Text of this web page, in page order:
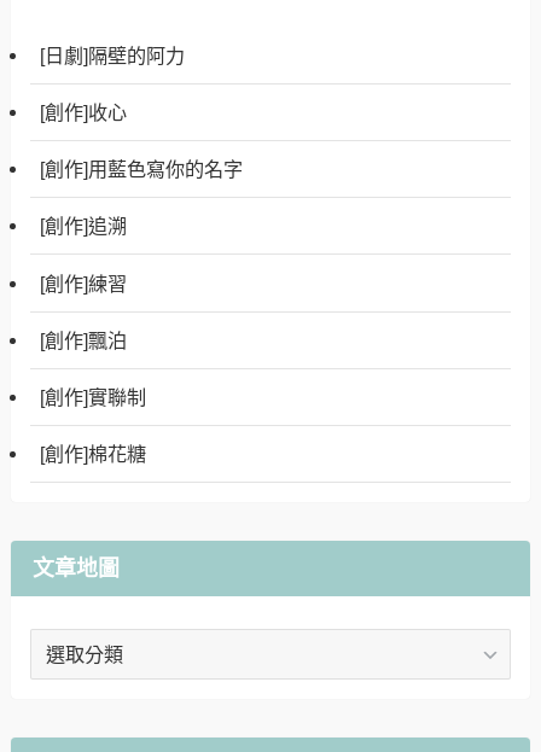
[日劇]隔壁的阿力
[創作]收心
[創作]用藍色寫你的名字
[創作]追溯
[創作]練習
[創作]飄泊
[創作]實聯制
[創作]棉花糖
文章地圖
文
圖